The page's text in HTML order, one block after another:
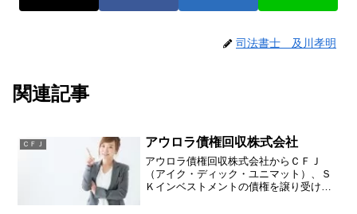
司法書士 及川孝明
関連記事
ＣＦＪ アウロラ債権回収株式会社
アウロラ債権回収株式会社からＣＦＪ
（アイク・ディック・ユニマット）、Ｓ
Ｋインベストメントの債権を譲り受けた